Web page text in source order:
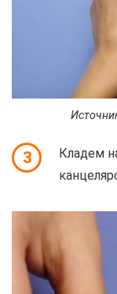
3
Кладем